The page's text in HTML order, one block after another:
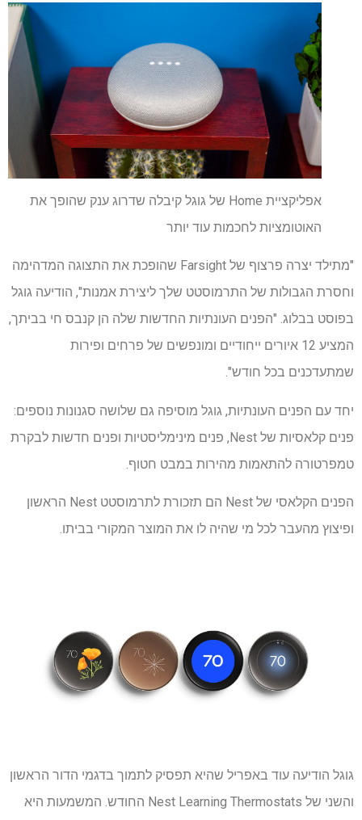
אפליקציית Home של גוגל קיבלה שדרוג ענק שהופך את
האוטומציות לחכמות עוד יותר
"מתילד יצרה פרצוף של Farsight שהופכת את התצוגה המדהימה
וחסרת הגבולות של התרמוסטט שלך ליצירת אמנות", הודיעה גוגל
בפוסט בבלוג. "הפנים העונתיות החדשות שלה הן קנבס חי בביתך,
המציע 12 איורים ייחודיים ומונפשים של פרחים ופירות
שמתעדכנים בכל חודש".
יחד עם הפנים העונתיות, גוגל מוסיפה גם שלושה סגנונות נוספים:
פנים קלאסיות של Nest, פנים מינימליסטיות ופנים חדשות לבקרת
טמפרטורה להתאמות מהירות במבט חטוף.
הפנים הקלאסי של Nest הם תזכורת לתרמוסטט Nest הראשון
ופיצוץ מהעבר לכל מי שהיה לו את המוצר המקורי בביתו.
גוגל הודיעה עוד באפריל שהיא תפסיק לתמוך בדגמי הדור הראשון
והשני של Nest Learning Thermostats החודש. המשמעות היא